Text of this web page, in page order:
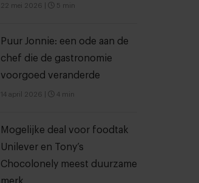
22 mei 2026 5 min
Puur Jonnie: een ode aan de
chef die de gastronomie
voorgoed veranderde
14 april 2026 4 min
Mogelijke deal voor foodtak
Unilever en Tony’s
Chocolonely meest duurzame